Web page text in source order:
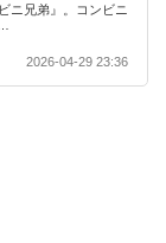
ニ兄弟』。コンビニ
2026-04-29 23:36